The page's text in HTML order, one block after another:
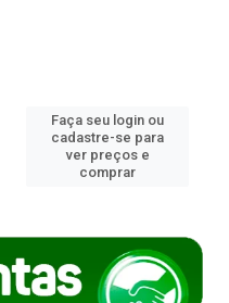
Faça seu login ou
cadastre-se para
ver preços e
comprar